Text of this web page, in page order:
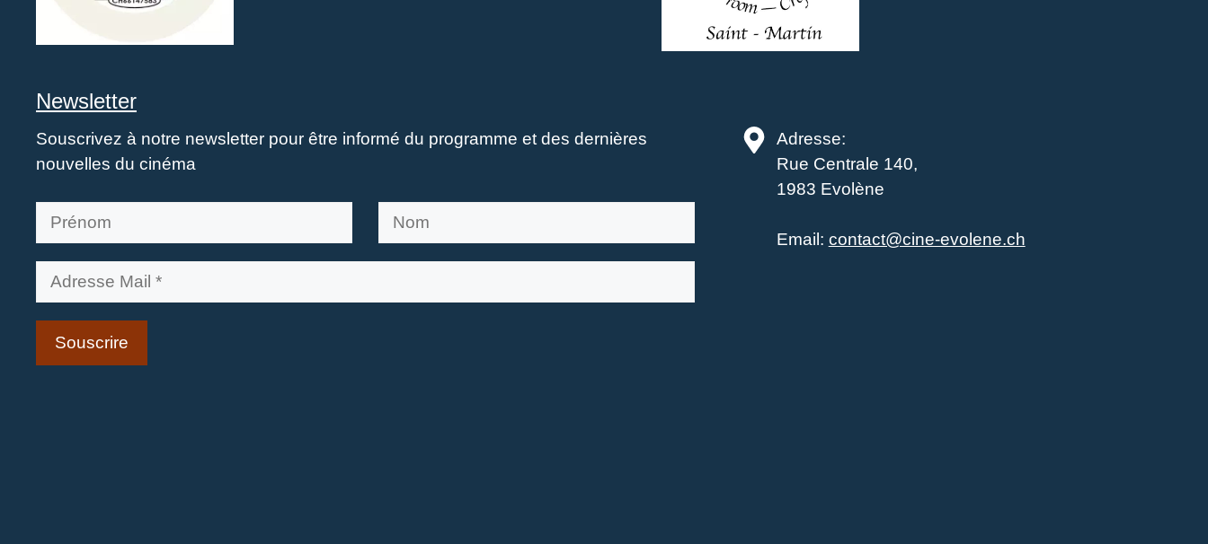
Newsletter
Souscrivez à notre newsletter pour être informé du programme et des dernières
nouvelles du cinéma
Adresse:
Rue Centrale 140,
1983 Evolène
Email: contact@cine-evolene.ch